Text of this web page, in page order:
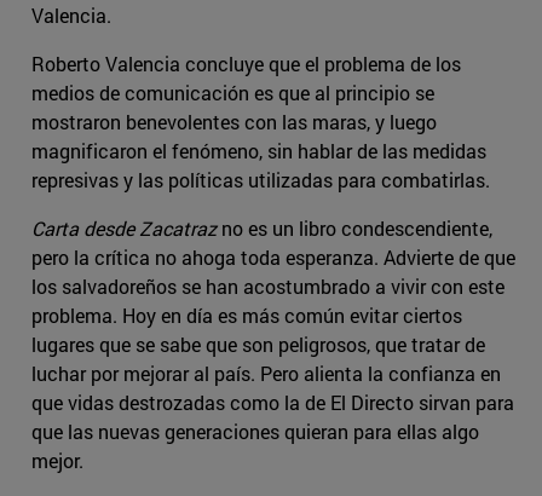
Valencia.
Roberto Valencia concluye que el problema de los
medios de comunicación es que al principio se
mostraron benevolentes con las maras, y luego
magnificaron el fenómeno, sin hablar de las medidas
represivas y las políticas utilizadas para combatirlas.
Carta desde Zacatrazno es un libro condescendiente,
pero la crítica no ahoga toda esperanza. Advierte de que
los salvadoreños se han acostumbrado a vivir con este
problema. Hoy en día es más común evitar ciertos
lugares que se sabe que son peligrosos, que tratar de
luchar por mejorar al país. Pero alienta la confianza en
que vidas destrozadas como la de El Directo sirvan para
que las nuevas generaciones quieran para ellas algo
mejor.